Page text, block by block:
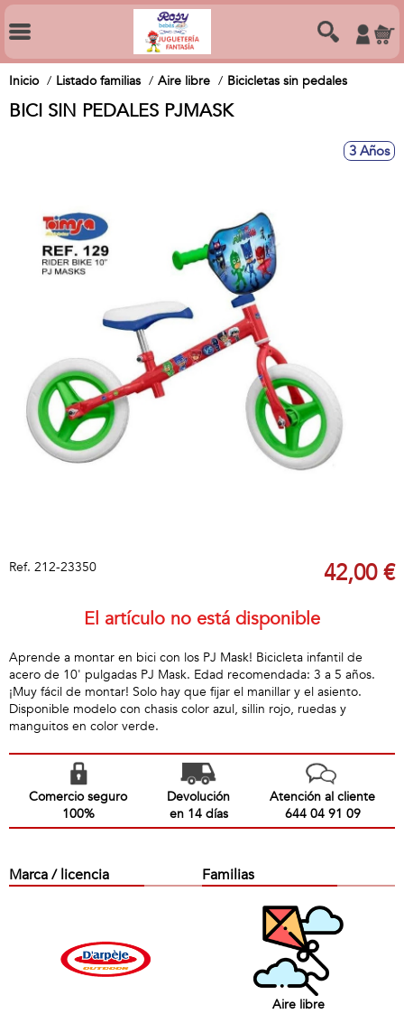
Inicio Listado familias Aire libre Bicicletas sin pedales
BICI SIN PEDALES PJMASK
3 Años
Ref. 212-23350 42,00 €
El artículo no está disponible
Aprende a montar en bici con los PJ Mask! Bicicleta infantil de
acero de 10' pulgadas PJ Mask. Edad recomendada: 3 a 5 años.
¡Muy fácil de montar! Solo hay que fijar el manillar y el asiento.
Disponible modelo con chasis color azul, sillin rojo, ruedas y
manguitos en color verde.
Comercio seguro
100%
Devolución
en 14 días
Atención al cliente
644 04 91 09
Marca / licencia Familias
Aire libre